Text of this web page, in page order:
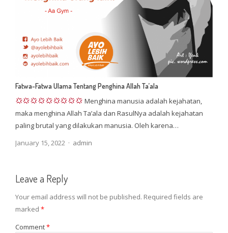
Fatwa-Fatwa Ulama Tentang Penghina Allah Ta’ala
Menghina manusia adalah kejahatan,
maka menghina Allah Ta’ala dan RasulNya adalah kejahatan
paling brutal yang dilakukan manusia. Oleh karena…
January 15, 2022
Author
admin
Leave a Reply
Your email address will not be published. Required fields are
marked *
Comment*